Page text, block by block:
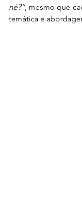
né?”, mesmo que
temática e